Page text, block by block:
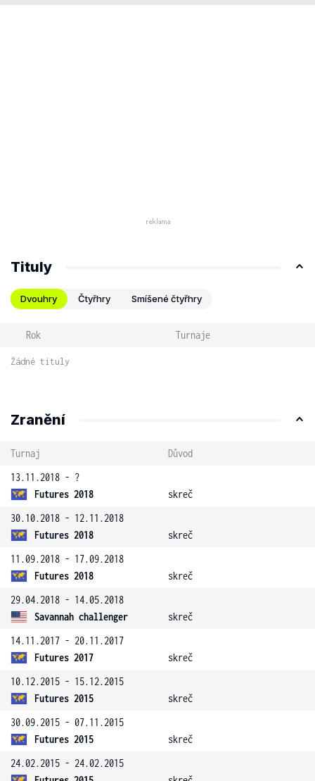
Tituly
Dvouhry Čtyřhry Smíšené čtyřhry
Rok Turnaje
Žádné tituly
Zranění
Turnaj
Důvod
13.11.2018 - ?
Futures 2018
skreč
30.10.2018 - 12.11.2018
Futures 2018
skreč
11.09.2018 - 17.09.2018
Futures 2018
skreč
29.04.2018 - 14.05.2018
Savannah challenger
skreč
14.11.2017 - 20.11.2017
Futures 2017
skreč
10.12.2015 - 15.12.2015
Futures 2015
skreč
30.09.2015 - 07.11.2015
Futures 2015
skreč
24.02.2015 - 24.02.2015